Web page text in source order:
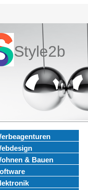
Style2b
& Bauen